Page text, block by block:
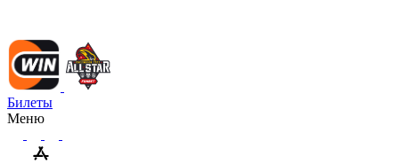
Билеты
Меню